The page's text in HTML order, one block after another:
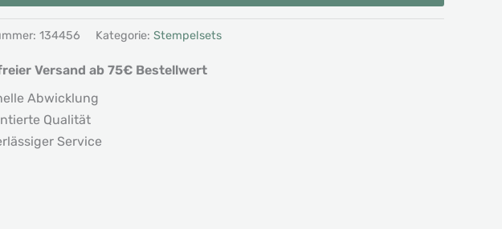
134456 Kategorie: Stempelsets
Versand ab 75€ Bestellwert
Abwicklung
Qualität
Service